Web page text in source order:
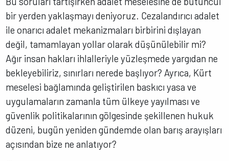
bir yerden yaklaşmayı deniyoruz. Cezalandırıcı adalet
ile onarıcı adalet mekanizmaları birbirini dışlayan
değil, tamamlayan yollar olarak düşünülebilir mi?
Ağır insan hakları ihlalleriyle yüzleşmede yargıdan ne
bekleyebiliriz, sınırları nerede başlıyor? Ayrıca, Kürt
meselesi bağlamında geliştirilen baskıcı yasa ve
uygulamaların zamanla tüm ülkeye yayılması ve
güvenlik politikalarının gölgesinde şekillenen hukuk
düzeni, bugün yeniden gündemde olan barış arayışları
açısından bize ne anlatıyor?